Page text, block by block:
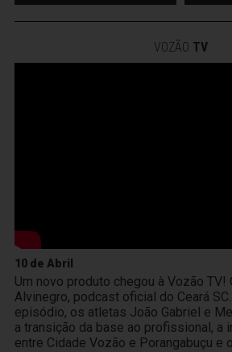
VOZÃO TV
10 de Abril
Um novo produto chegou à Vozão TV!
Alvinegro, podcast oficial do Ceará
episódio, os atletas João Gabriel e
a transição da base ao profissional, a
entre Cidade Vozão e Porangabuçu e